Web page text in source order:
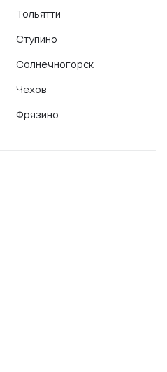
Тольятти
Ступино
Солнечногорск
Чехов
Фрязино